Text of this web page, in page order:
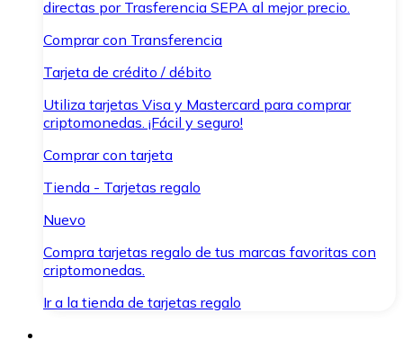
directas por Trasferencia SEPA al mejor precio.
Comprar con Transferencia
Tarjeta de crédito / débito
Utiliza tarjetas Visa y Mastercard para comprar
criptomonedas. ¡Fácil y seguro!
Comprar con tarjeta
Tienda - Tarjetas regalo
Nuevo
Compra tarjetas regalo de tus marcas favoritas con
criptomonedas.
Ir a la tienda de tarjetas regalo